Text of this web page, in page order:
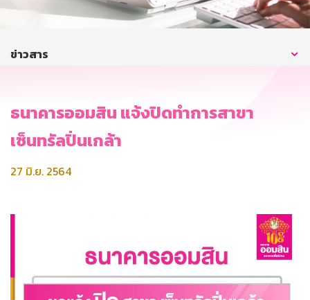
บริการออนไลน์
ข่าวสาร
ธนาคารออมสิน แจ้งปิดทำการสาขา
เซ็นทรัลปิ่นเกล้า
27 มิ.ย. 2564